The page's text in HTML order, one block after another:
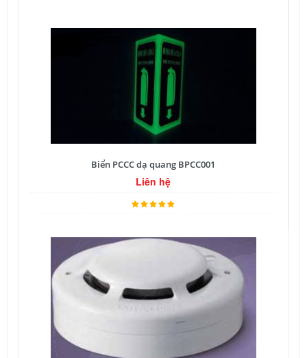
Biển PCCC dạ quang BPCC001
Liên hệ